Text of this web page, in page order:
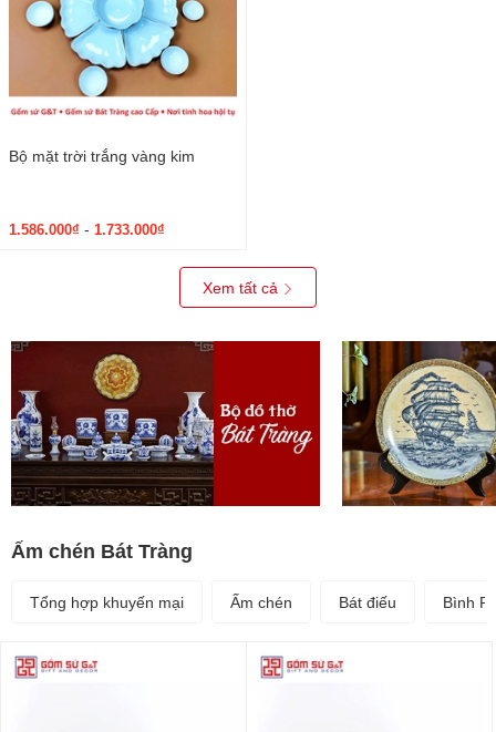
Bộ mặt trời trắng vàng kim
1.586.000₫ - 1.733.000₫
Xem tất cả
Ấm chén Bát Tràng
Tổng hợp khuyến mại Ấm chén Bát điếu Bình